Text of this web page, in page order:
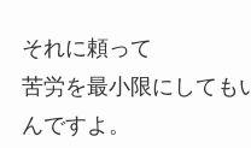
それに頼って
苦労を最小限にしても
んですよ。